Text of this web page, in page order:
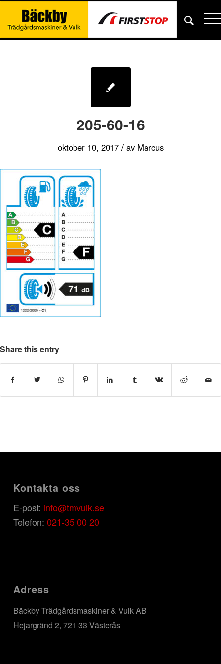
205-60-16
oktober 10, 2017 / av Marcus
Share this entry
Kontakta oss
E-post: info@tmvulk.se
Telefon: 021-35 00 20
Adress
Bäckby Trädgårdsmaskiner & Vulk AB
Hejargränd 2, 721 33 Västerås